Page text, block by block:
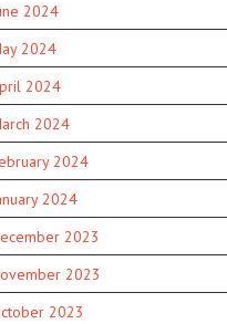
2024
2024
2024
2024
2024
2024
2023
2023
2023